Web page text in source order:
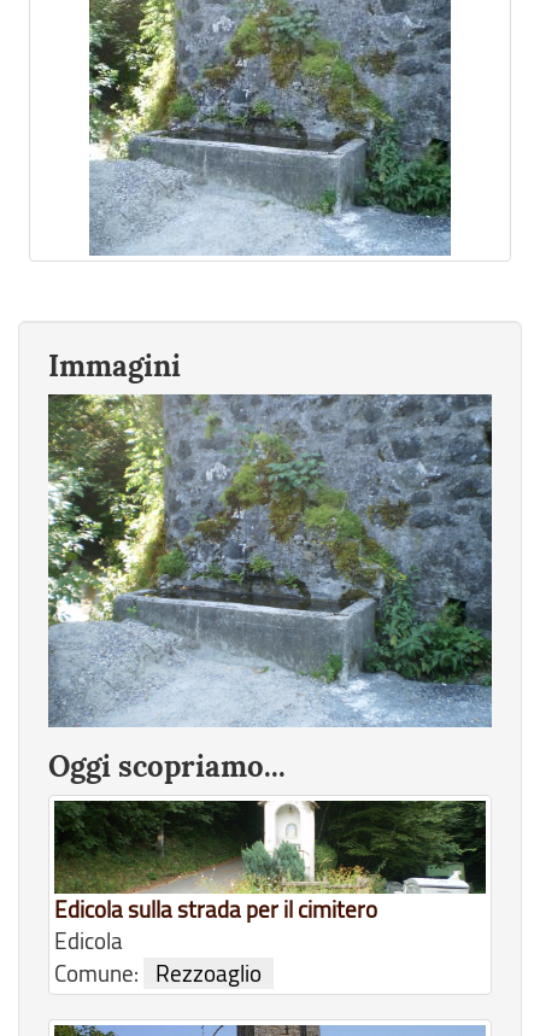
Immagini
Oggi scopriamo...
Edicola sulla strada per il cimitero
Edicola
Comune:
Rezzoaglio